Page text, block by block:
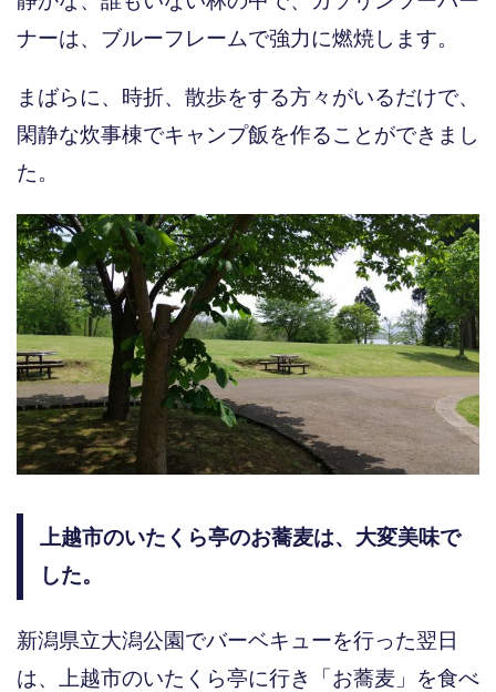
ナーは、ブルーフレームで強力に燃焼します。
まばらに、時折、散歩をする方々がいるだけで、
閑静な炊事棟でキャンプ飯を作ることができまし
た。
上越市のいたくら亭のお蕎麦は、大変美味で
した。
新潟県立大潟公園でバーベキューを行った翌日
は、上越市のいたくら亭に行き「お蕎麦」を食べ